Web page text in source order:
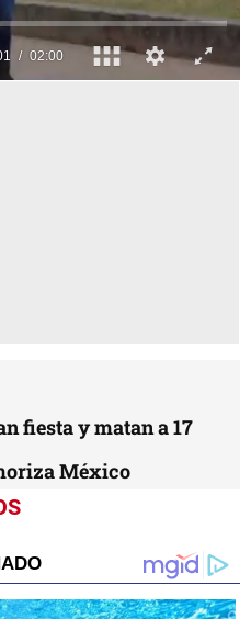
fiesta y matan a 17
México